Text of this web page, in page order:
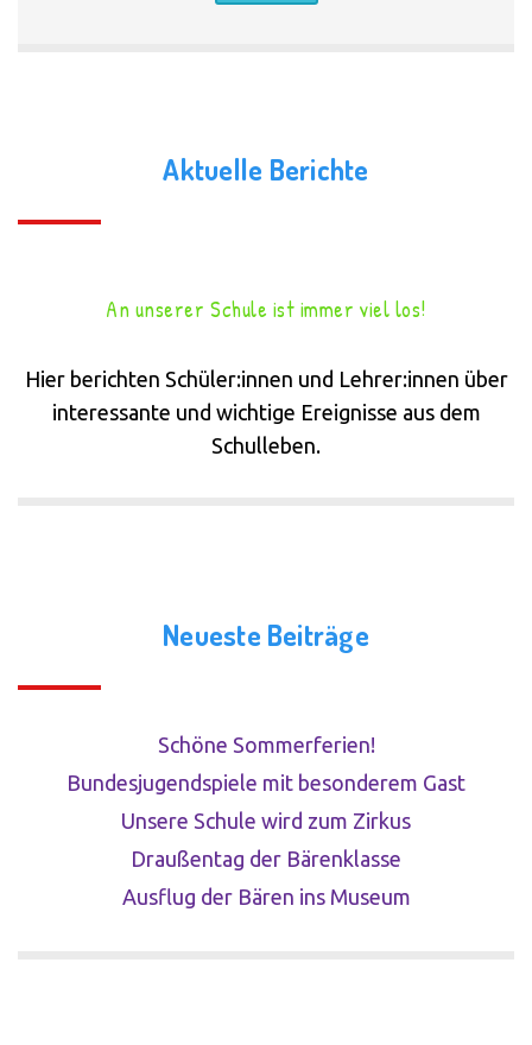
Aktuelle Berichte
An unserer Schule ist immer viel los!
Hier berichten Schüler:innen und Lehrer:innen über
interessante und wichtige Ereignisse aus dem
Schulleben.
Neueste Beiträge
Schöne Sommerferien!
Bundesjugendspiele mit besonderem Gast
Unsere Schule wird zum Zirkus
Draußentag der Bärenklasse
Ausflug der Bären ins Museum